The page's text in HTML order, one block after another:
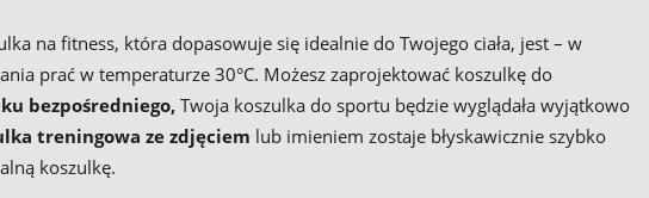
na fitness, która dopasowuje się idealnie do Twojego ciała, jest – w
prać w temperaturze 30°C. Możesz zaprojektować koszulkę do
bezpośredniego, Twoja koszulka do sportu będzie wyglądała wyjątkowo
treningowa ze zdjęciem lub imieniem zostaje błyskawicznie szybko
koszulkę.